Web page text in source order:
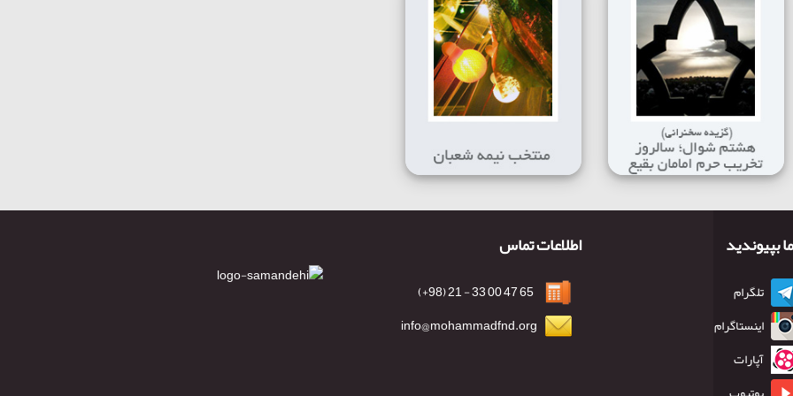
بپیوندید
تلگرام
اینستاگرام
آپارات
اطلاعات تماس
info@mohammadfnd.org